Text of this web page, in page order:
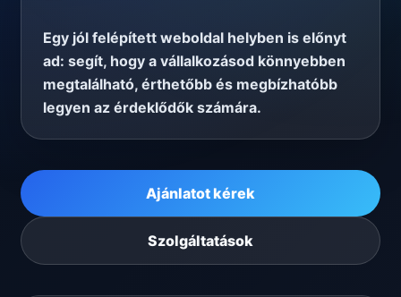
Egy jól felépített weboldal helyben is előnyt
ad: segít, hogy a vállalkozásod könnyebben
megtalálható, érthetőbb és megbízhatóbb
legyen az érdeklődők számára.
Ajánlatot kérek
Szolgáltatások